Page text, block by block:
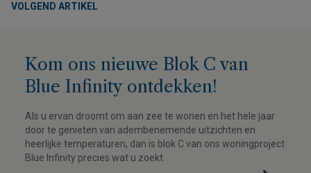
VOLGEND ARTIKEL
Kom ons nieuwe Blok C van
Blue Infinity ontdekken!
Als u ervan droomt om aan zee te wonen en het hele jaar
door te genieten van adembenemende uitzichten en
heerlijke temperaturen, dan is blok C van ons woningproject
Blue Infinity precies wat u zoekt.